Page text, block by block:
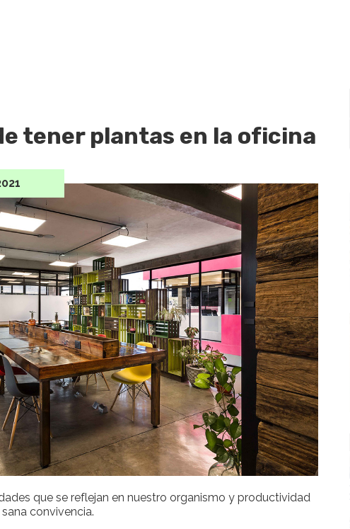
tener plantas en la oficina
que se reflejan en nuestro organismo y productividad
convivencia.